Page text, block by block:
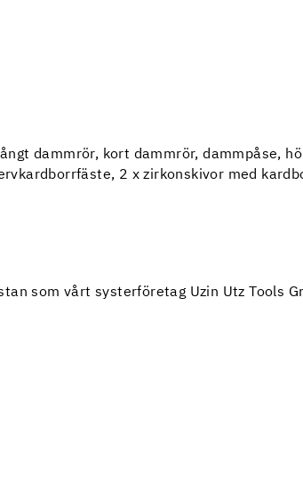
dammrör, kort dammrör, dammpåse,
2 x zirkonskivor med
som vårt systerföretag Uzin Utz Tools